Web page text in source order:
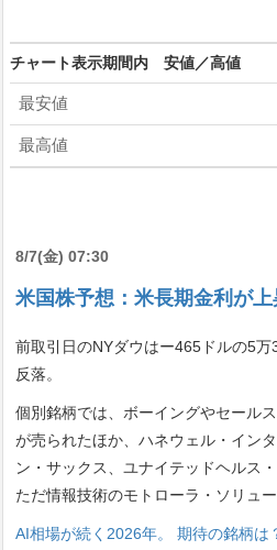
チャート表示期間内 安値／高値
最安値
最高値
8/7(金) 07:30
米国株予想：米長期金利が
前取引日のNYダウはー465ドルの5
反落。
個別銘柄では、ボーイングやセール
が売られたほか、ハネウェル・イン
ン・サックス、ユナイテッドヘルス
ただ情報技術のモトローラ・ソリュ
AI相場が続く2026年。 期待の銘柄